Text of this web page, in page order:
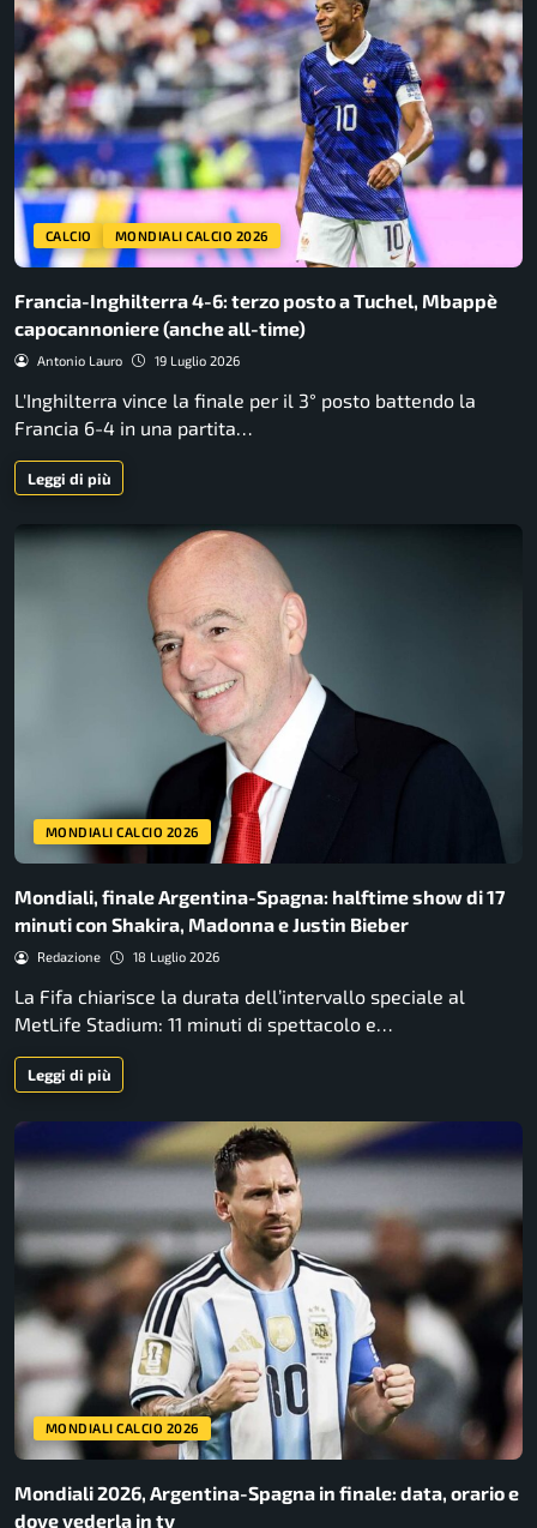
CALCIO MONDIALI CALCIO 2026
Francia-Inghilterra 4-6: terzo posto a Tuchel, Mbappè
capocannoniere (anche all-time)
Antonio Lauro 19 Luglio 2026
L'Inghilterra vince la finale per il 3° posto battendo la
Francia 6-4 in una partita…
Leggi di più
MONDIALI CALCIO 2026
Mondiali, finale Argentina-Spagna: halftime show di 17
minuti con Shakira, Madonna e Justin Bieber
Redazione 18 Luglio 2026
La Fifa chiarisce la durata dell’intervallo speciale al
MetLife Stadium: 11 minuti di spettacolo e…
Leggi di più
MONDIALI CALCIO 2026
Mondiali 2026, Argentina-Spagna in finale: data, orario e
dove vederla in tv